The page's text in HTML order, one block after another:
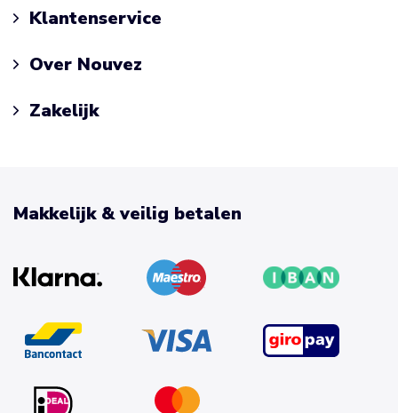
Klantenservice
Over Nouvez
Zakelijk
Makkelijk & veilig betalen